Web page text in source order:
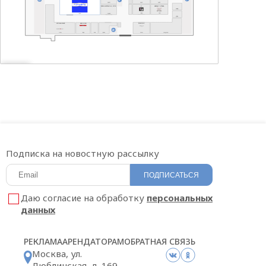
HOOKAH PLACE SOKOLOV
САЛОН МЕГАФОН | YOTA t 2 АЙКРАФТ ОПТИКА
БИGOODИ
РЕКЛАМААРЕНДАТОРАМОБРАТНАЯ СВЯЗЬ
Москва, ул.
Подписка на новостную рассылку
ПОДПИСАТЬСЯ
Даю согласие на обработку персональных
данных